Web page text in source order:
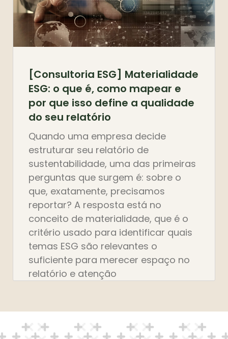
[Consultoria ESG] Materialidade
ESG: o que é, como mapear e
por que isso define a qualidade
do seu relatório
Quando uma empresa decide
estruturar seu relatório de
sustentabilidade, uma das primeiras
perguntas que surgem é: sobre o
que, exatamente, precisamos
reportar? A resposta está no
conceito de materialidade, que é o
critério usado para identificar quais
temas ESG são relevantes o
suficiente para merecer espaço no
relatório e atenção